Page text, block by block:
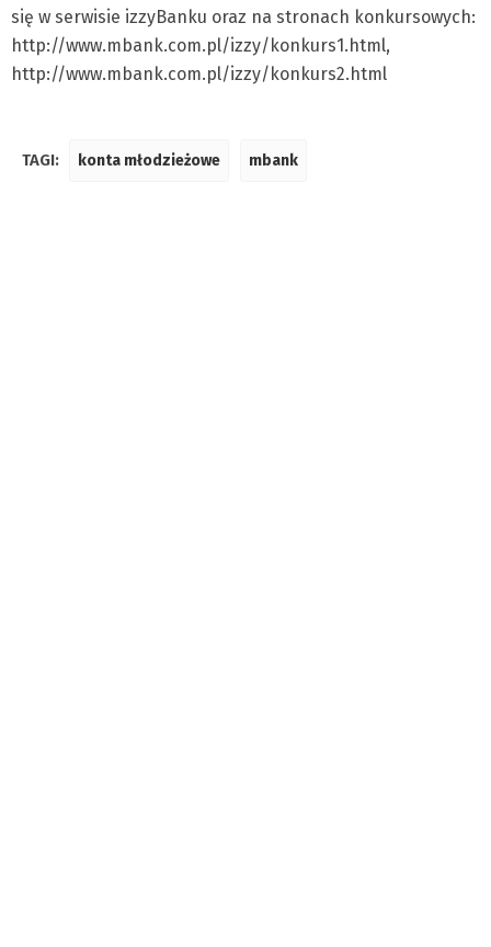
się w serwisie izzyBanku oraz na stronach konkursowych:
http://www.mbank.com.pl/izzy/konkurs1.html,
http://www.mbank.com.pl/izzy/konkurs2.html
TAGI: konta młodzieżowe mbank